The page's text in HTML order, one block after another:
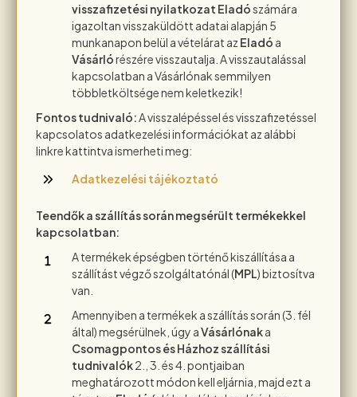
visszafizetési nyilatkozat Eladószámára
igazoltan visszaküldött adatai alapján 5
munkanapon belül a vételárat az Eladó a
Vásárlórészére visszautalja. A visszautalással
kapcsolatban a Vásárlónak semmilyen
többletköltsége nem keletkezik!
Fontos tudnivaló: A visszalépéssel és visszafizetéssel
kapcsolatos adatkezelési információkat az alábbi
linkre kattintva ismerheti meg:
Adatkezelési tájékoztató
Teendők a szállítás során megsérült termékekkel
kapcsolatban:
A termékek épségben történő kiszállítása a
szállítást végző szolgáltatónál (MPL ) biztosítva
van.
Amennyiben a termékek a szállítás során (3. fél
által) megsérülnek, úgy aVásárlónaka
Csomagpontos és Házhoz szállítási
tudnivalók2., 3. és 4. pontjaiban
meghatározott módon kell eljárnia, majd ezt a